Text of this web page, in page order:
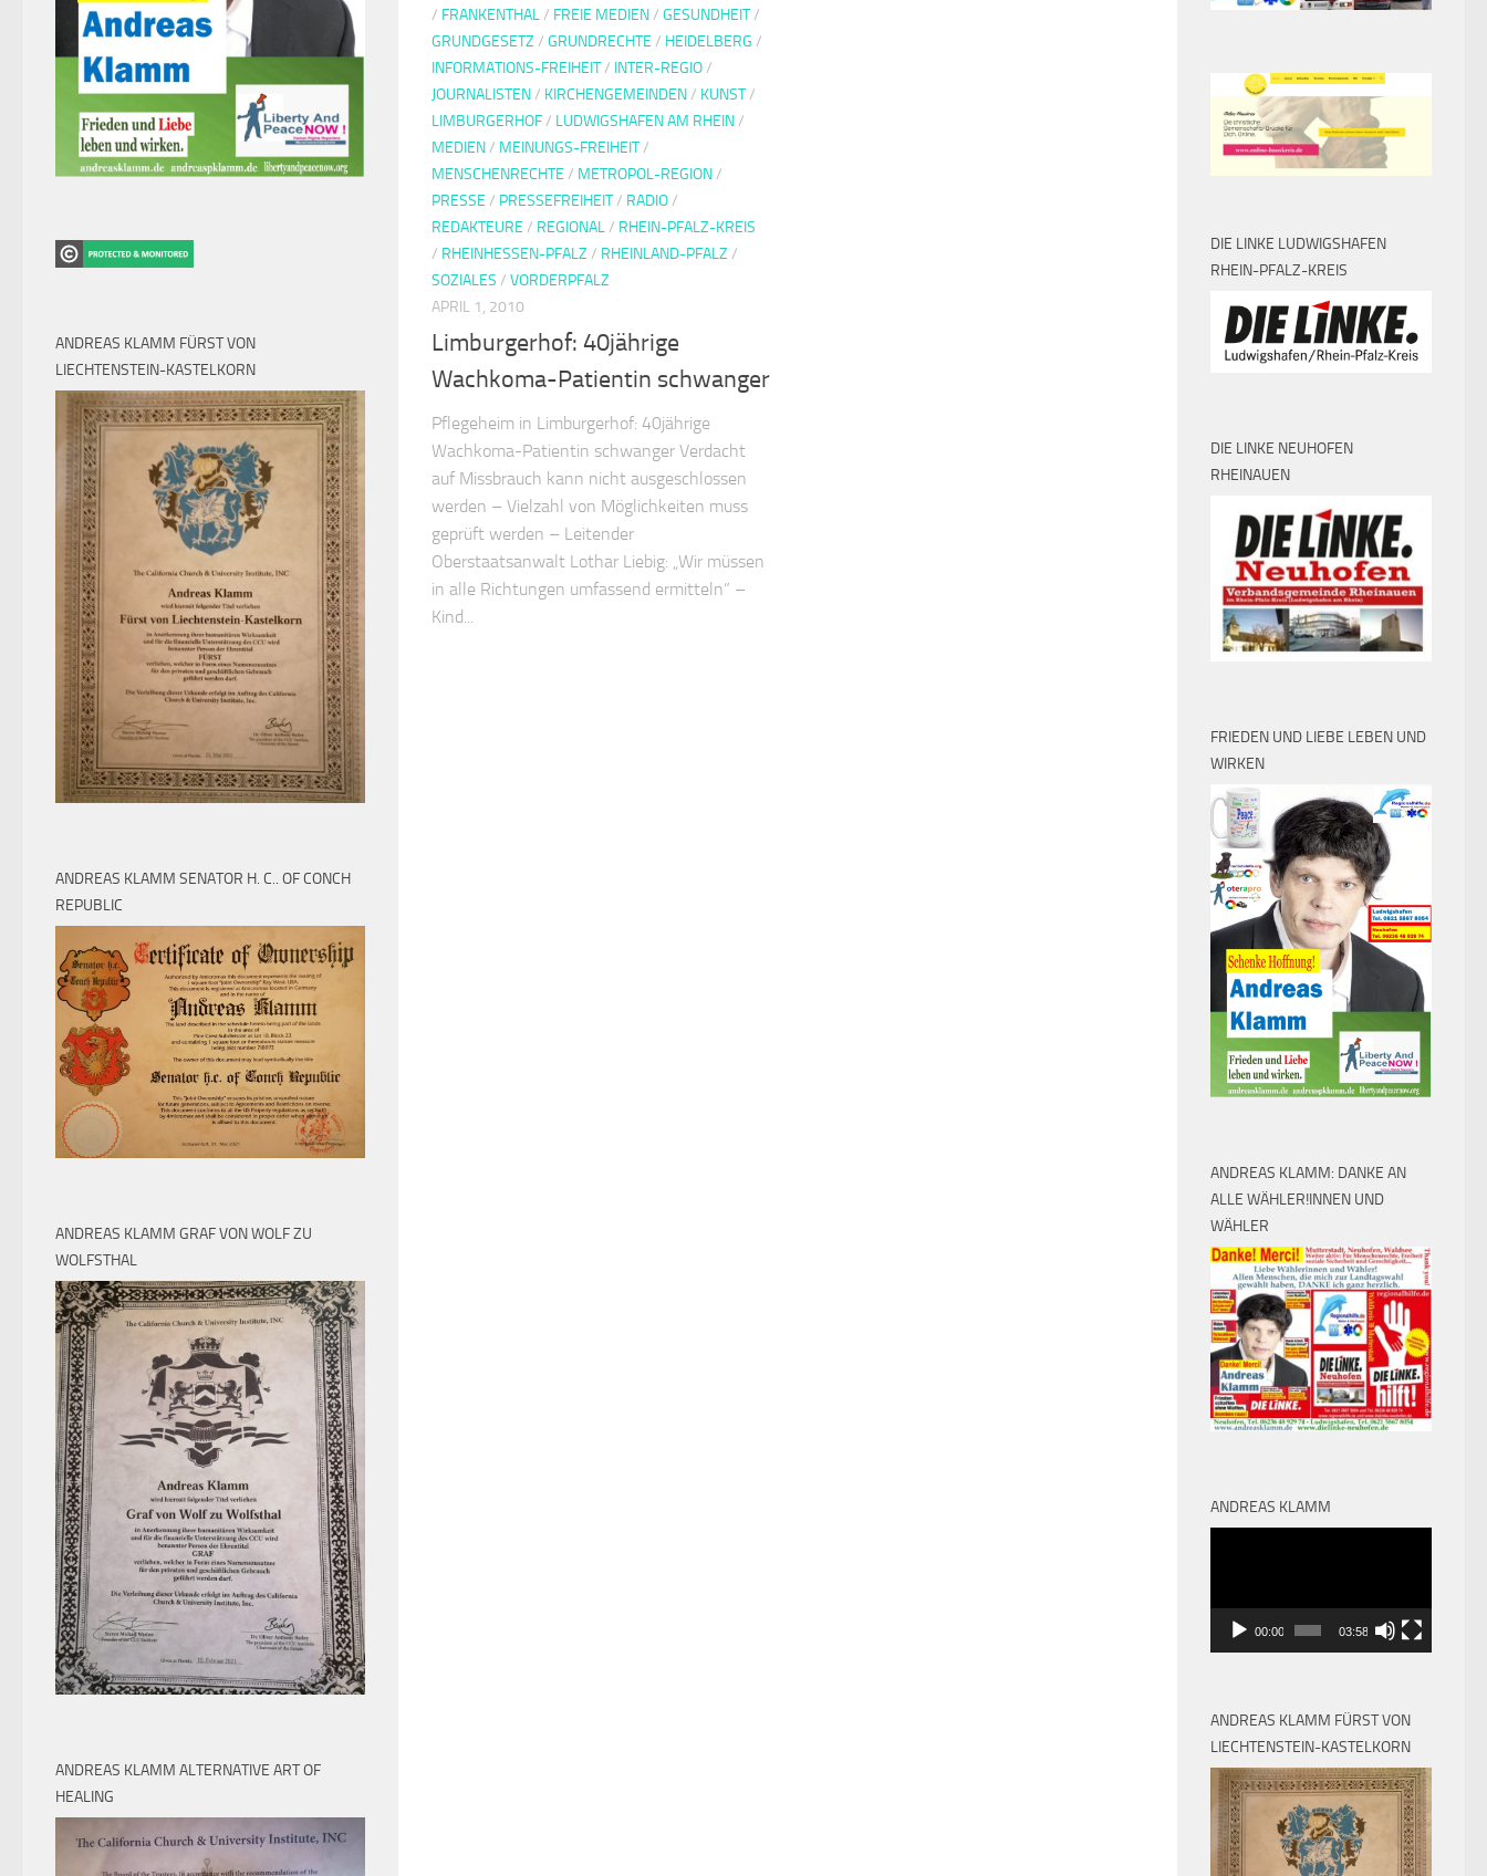
/ FRANKENTHAL/ FREIE MEDIEN/ GESUNDHEIT/
GRUNDGESETZ / GRUNDRECHTE / HEIDELBERG /
INFORMATIONS-FREIHEIT/ INTER-REGIO/
JOURNALISTEN/ KIRCHENGEMEINDEN/ KUNST/
LIMBURGERHOF/ LUDWIGSHAFEN AM RHEIN/
MEDIEN/ MEINUNGS-FREIHEIT/
MENSCHENRECHTE / METROPOL-REGION/
PRESSE / PRESSEFREIHEIT/ RADIO/
REDAKTEURE / REGIONAL/ RHEIN-PFALZ-KREIS
/ RHEINHESSEN-PFALZ / RHEINLAND-PFALZ /
SOZIALES / VORDERPFALZ
APRIL 1, 2010
Limburgerhof: 40jährige
Wachkoma-Patientin schwanger
Pflegeheim in Limburgerhof: 40jährige
Wachkoma-Patientin schwanger Verdacht
auf Missbrauch kann nicht ausgeschlossen
werden – Vielzahl von Möglichkeiten muss
geprüft werden – Leitender
Oberstaatsanwalt Lothar Liebig: „Wir müssen
in alle Richtungen umfassend ermitteln“ –
Kind...
ANDREAS KLAMM FÜRST VON
LIECHTENSTEIN-KASTELKORN
ANDREAS KLAMM SENATOR H. C.. OF CONCH
REPUBLIC
ANDREAS KLAMM GRAF VON WOLF ZU
WOLFSTHAL
ANDREAS KLAMM ALTERNATIVE ART OF
HEALING
DIE LINKE LUDWIGSHAFEN
RHEIN-PFALZ-KREIS
DIE LINKE NEUHOFEN
RHEINAUEN
FRIEDEN UND LIEBE LEBEN UND
WIRKEN
ANDREAS KLAMM: DANKE AN
ALLE WÄHLER!INNEN UND
WÄHLER
ANDREAS KLAMM
00:00 03:58
ANDREAS KLAMM FÜRST VON
LIECHTENSTEIN-KASTELKORN